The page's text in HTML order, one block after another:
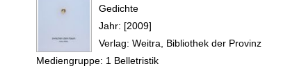
Gedichte
Suche nach diesem Verfasser
Jahr: [2009]
Verlag: Weitra, Bibliothek der Provinz
Mediengruppe: 1 Belletristik